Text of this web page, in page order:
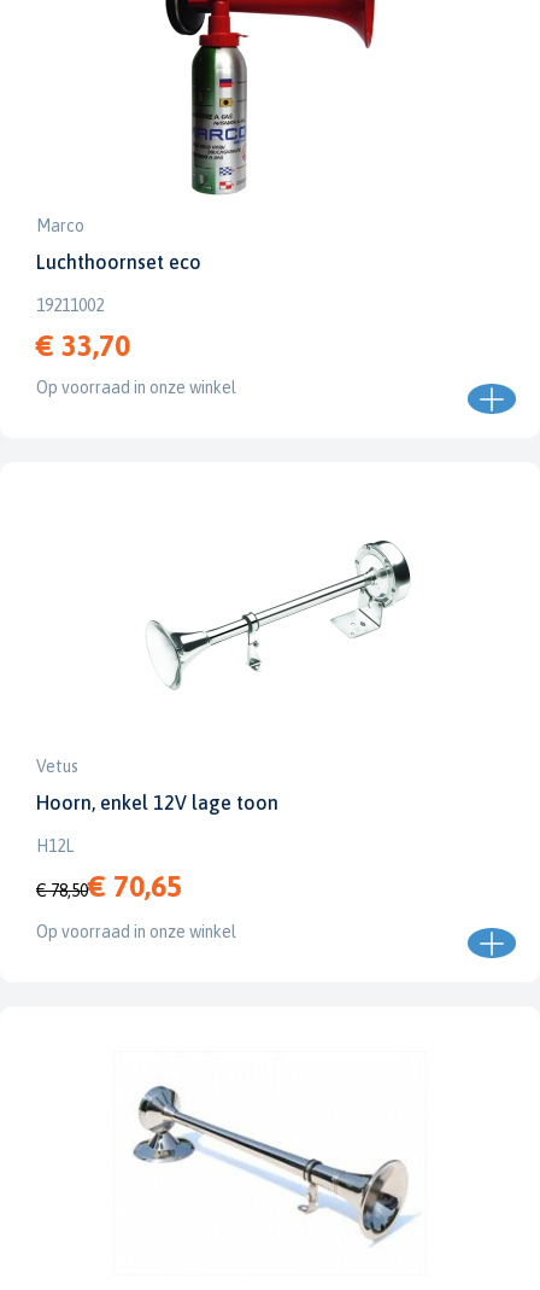
Marco
Luchthoornset eco
19211002
€ 33,70
Op voorraad in onze winkel
Vetus
Hoorn, enkel 12V lage toon
H12L
€ 78,50€ 70,65
Op voorraad in onze winkel